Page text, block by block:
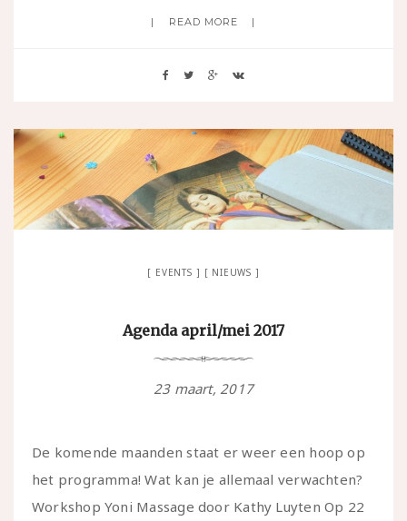
READ MORE
EVENTS NIEUWS
Agenda april/mei 2017
23 maart, 2017
De komende maanden staat er weer een hoop op
het programma! Wat kan je allemaal verwachten?
Workshop Yoni Massage door Kathy Luyten Op 22